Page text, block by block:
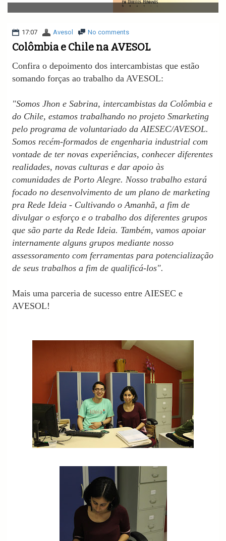
v
i
a
i
n
17:07 Avesol No comments
Colômbia e Chile na AVESOL
Confira o depoimento dos intercambistas que estão
somando forças ao trabalho da AVESOL:
"Somos Jhon e Sabrina, intercambistas da Colômbia e
do Chile, estamos trabalhando no projeto Smarketing
pelo programa de voluntariado da AIESEC/AVESOL.
Somos recém-formados de engenharia industrial com
vontade de ter novas experiências, conhecer diferentes
realidades, novas culturas e dar apoio às
comunidades de Porto Alegre. Nosso trabalho estará
focado no desenvolvimento de um plano de marketing
pra Rede Ideia - Cultivando o Amanhã, a fim de
divulgar o esforço e o trabalho dos diferentes grupos
que são parte da Rede Ideia. Também, vamos apoiar
internamente alguns grupos mediante nosso
assessoramento com ferramentas para potencialização
de seus trabalhos a fim de qualificá-los".
Mais uma parceria de sucesso entre AIESEC e
AVESOL!